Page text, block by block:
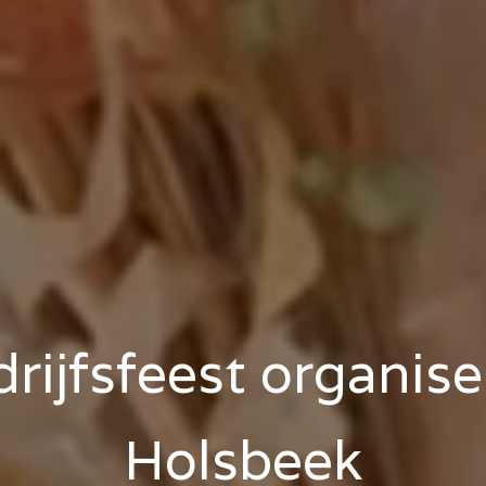
Holsbeek